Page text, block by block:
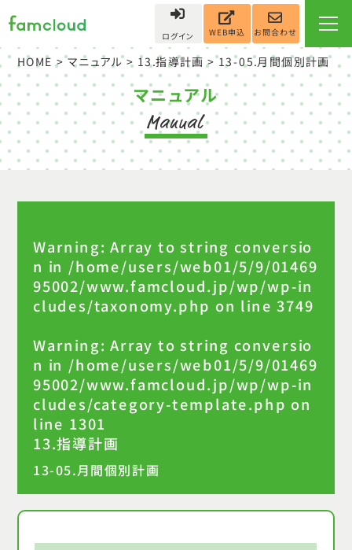
ログイン WEB申込 お問合わせ
HOME >マニュアル> 13.指導計画>13-05.月間個別計画
マニュアル
Warning: Array to string conversio
n in /home/users/web01/5/9/01469
95002/www.famcloud.jp/wp/wp-in
cludes/taxonomy.php on line3749
Warning: Array to string conversio
n in /home/users/web01/5/9/01469
95002/www.famcloud.jp/wp/wp-in
cludes/category-template.php on
line 1301
13.指導計画
13-05.月間個別計画